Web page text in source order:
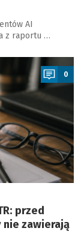
AI
z raportu …
0
przed
zawierają